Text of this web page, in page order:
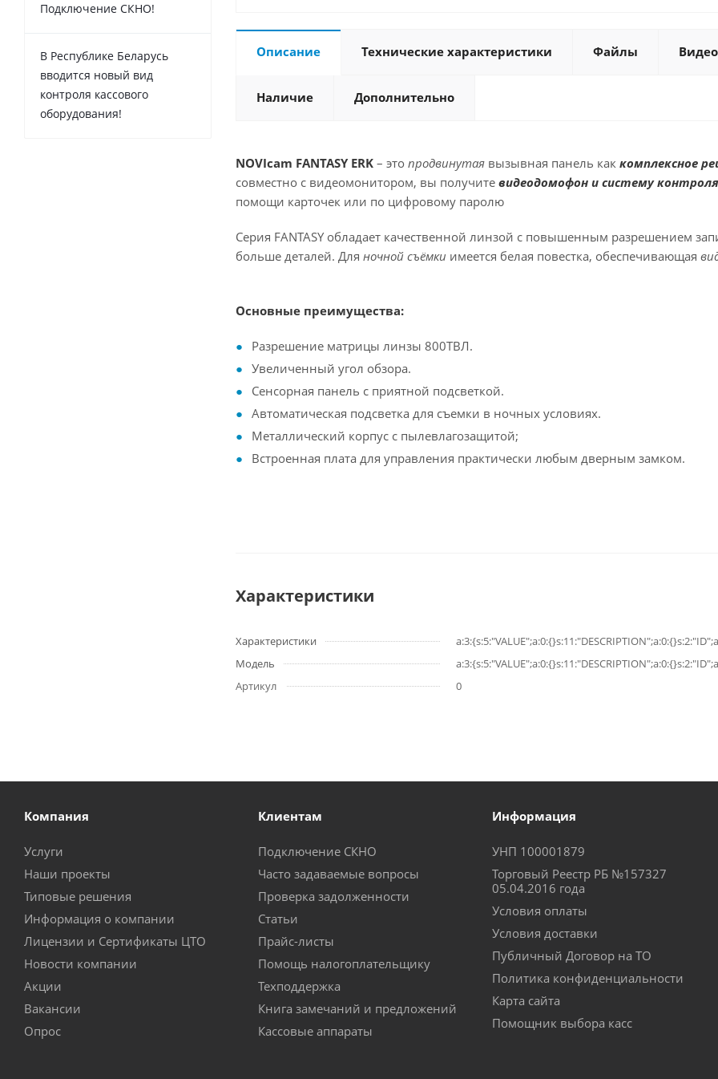
Описание Технические характеристики Файлы Видео
Наличие Дополнительно
NOVIcam FANTASY ERK – это продвинутая вызывная панель как комплексное
совместно с видеомонитором, вы получите видеодомофон и систему
помощи карточек или по цифровому паролю
Серия FANTASY обладает качественной линзой с повышенным разрешением
больше деталей. Для ночной съёмки имеется белая повестка, обеспечивающая
Основные преимущества:
Разрешение матрицы линзы 800ТВЛ.
Увеличенный угол обзора.
Сенсорная панель с приятной подсветкой.
Автоматическая подсветка для съемки в ночных условиях.
Металлический корпус с пылевлагозащитой;
Встроенная плата для управления практически любым дверным замком.
Характеристики
Характеристики
Модель
Артикул
0
Подключение СКНО!
В Республике Беларусь
вводится новый вид
контроля кассового
оборудования!
Компания
Услуги
Наши проекты
Типовые решения
Информация о компании
Лицензии и Сертификаты ЦТО
Новости компании
Акции
Вакансии
Опрос
Клиентам
Подключение СКНО
Часто задаваемые вопросы
Проверка задолженности
Статьи
Прайс-листы
Помощь налогоплательщику
Техподдержка
Книга замечаний и предложений
Кассовые аппараты
Информация
УНП 100001879
Торговый Реестр РБ №157327
05.04.2016 года
Условия оплаты
Условия доставки
Публичный Договор на ТО
Политика конфиденциальности
Карта сайта
Помощник выбора касс